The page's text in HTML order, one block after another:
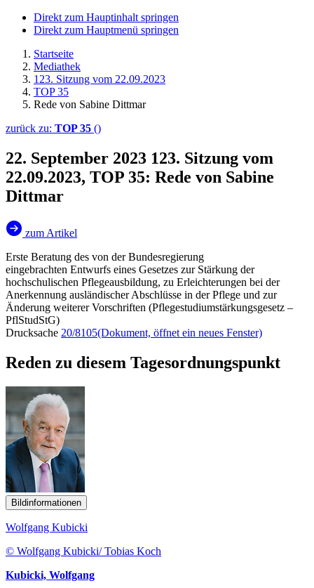
Direkt zum Hauptinhalt springen
Direkt zum Hauptmenü springen
Startseite
Mediathek
123. Sitzung vom 22.09.2023
TOP 35
Rede von Sabine Dittmar
zurück zu: TOP 35 ()
22. September 2023 123. Sitzung vom
22.09.2023, TOP 35: Rede von Sabine
Dittmar
zum Artikel
Erste Beratung des von der Bundesregierung
eingebrachten Entwurfs eines Gesetzes zur Stärkung der
hochschulischen Pflegeausbildung, zu Erleichterungen bei der
Anerkennung ausländischer Abschlüsse in der Pflege und zur
Änderung weiterer Vorschriften (Pflegestudiumstärkungsgesetz –
PflStudStG)
Drucksache 20/8105(Dokument, öffnet ein neues Fenster)
Reden zu diesem Tagesordnungspunkt
Bildinformationen
Wolfgang Kubicki
© Wolfgang Kubicki/ Tobias Koch
Kubicki, Wolfgang